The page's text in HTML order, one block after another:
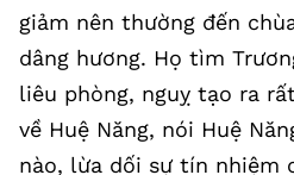
giảm nên thường đến
dâng hương. Họ tìm
liêu phòng, nguỵ tạo ra
về Huệ Năng, nói Huệ
nào, lừa dối sự tín nhiệm